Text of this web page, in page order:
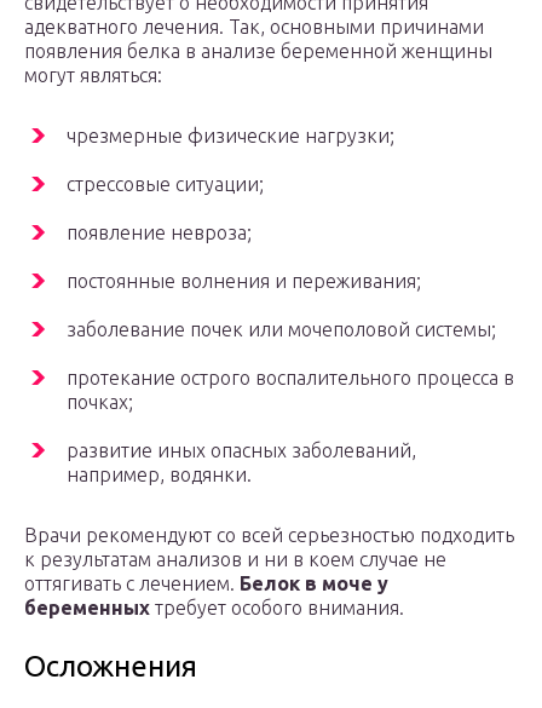
адекватного лечения. Так, основными причинами
появления белка в анализе беременной женщины
могут являться:
чрезмерные физические нагрузки;
стрессовые ситуации;
появление невроза;
постоянные волнения и переживания;
заболевание почек или мочеполовой системы;
протекание острого воспалительного процесса в
почках;
развитие иных опасных заболеваний,
например, водянки.
Врачи рекомендуют со всей серьезностью подходить
к результатам анализов и ни в коем случае не
оттягивать с лечением. Белок в моче у
беременных требует особого внимания.
Осложнения